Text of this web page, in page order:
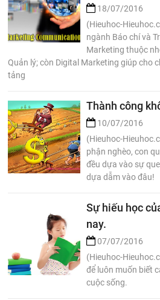
18/07/2016
(Hieuhoc-
ngành Báo chí và
Marketing thuộc
Quản lý; còn Digital Marketing giúp cho
tảng
Thành công
10/07/2016
(Hieuhoc-
phận nghèo, con
đều dựa vào sự
dựa dẫm vào đâu!
Sự hiếu học
nay.
07/07/2016
(Hieuhoc-
để luôn muốn biết
cuộc sống.